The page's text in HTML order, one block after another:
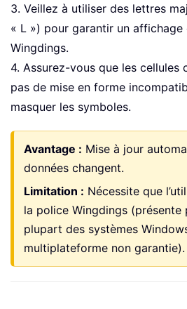
3. Veillez à utiliser des lettres
« L ») pour garantir un
Wingdings.
4. Assurez-vous que les cellules
pas de mise en forme
masquer les symboles.
Avantage : Mise à jour
données changent.
Limitation : Nécessite que
la police Wingdings (présente
plupart des systèmes
multiplateforme non garantie).